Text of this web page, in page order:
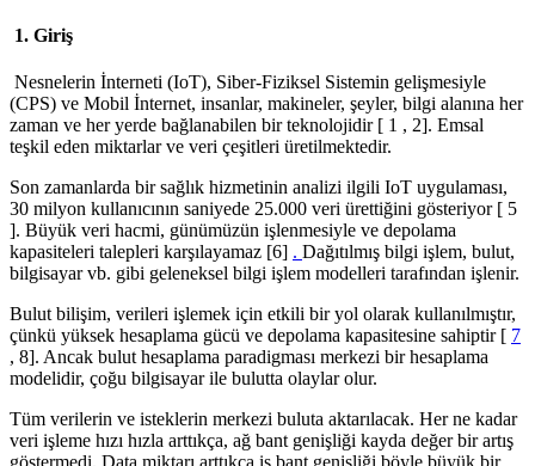
1. Giriş
Nesnelerin İnterneti (IoT), Siber-Fiziksel Sistemin gelişmesiyle
(CPS) ve Mobil İnternet, insanlar, makineler, şeyler, bilgi alanına her
zaman ve her yerde bağlanabilen bir teknolojidir [ 1 , 2]. Emsal
teşkil eden miktarlar ve veri çeşitleri üretilmektedir.
Son zamanlarda bir sağlık hizmetinin analizi ilgili IoT uygulaması,
30 milyon kullanıcının saniyede 25.000 veri ürettiğini gösteriyor [ 5
]. Büyük veri hacmi, günümüzün işlenmesiyle ve depolama
kapasiteleri talepleri karşılayamaz [6] . Dağıtılmış bilgi işlem, bulut,
bilgisayar vb. gibi geleneksel bilgi işlem modelleri tarafından işlenir.
Bulut bilişim, verileri işlemek için etkili bir yol olarak kullanılmıştır,
çünkü yüksek hesaplama gücü ve depolama kapasitesine sahiptir [ 7
, 8]. Ancak bulut hesaplama paradigması merkezi bir hesaplama
modelidir, çoğu bilgisayar ile bulutta olaylar olur.
Tüm verilerin ve isteklerin merkezi buluta aktarılacak. Her ne kadar
veri işleme hızı hızla arttıkça, ağ bant genişliği kayda değer bir artış
göstermedi. Data miktarı arttıkça iş bant genişliği böyle büyük bir